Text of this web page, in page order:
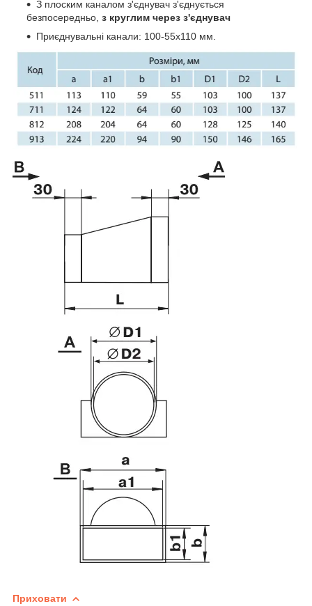
З плоским каналом з'єднувач з'єднується
безпосередньо, з круглим через з'єднувач
Приєднувальні канали: 100-55х110 мм.
Приховати